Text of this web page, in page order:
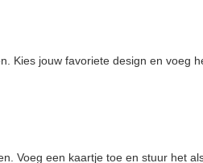
Kies jouw favoriete design en voeg
Voeg een kaartje toe en stuur het